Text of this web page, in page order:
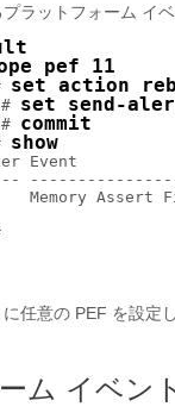
ラットフォーム イ
pef 11
set action
set send-
commit
show
Filter Event
Memory
任意の PEF を設定
ム イベン